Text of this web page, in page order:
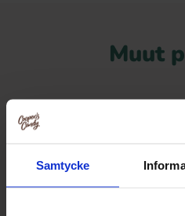
Samtycke
Muut